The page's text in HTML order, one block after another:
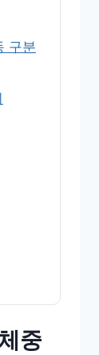
구분
중